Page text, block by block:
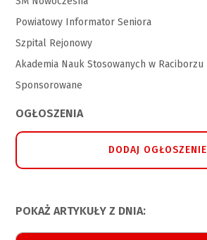
Powiatowy Informator Seniora
Szpital Rejonowy
Akademia Nauk Stosowanych w Raciborzu
Sponsorowane
OGŁOSZENIA
DODAJ OGŁOSZENIE
POKAŻ ARTYKUŁY Z DNIA: